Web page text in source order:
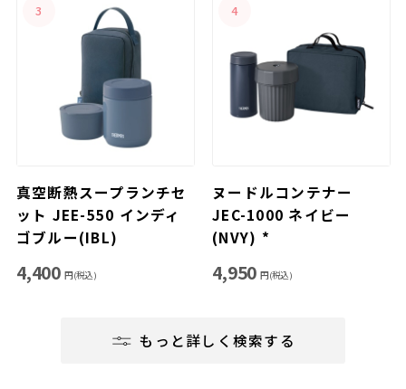
3
真空断熱スープランチセ
ット JEE-550 インディ
ゴブルー(IBL)
4,400 円(税込)
4
ヌードルコンテナー
JEC-1000 ネイビー
(NVY) *
4,950 円(税込)
もっと詳しく検索する